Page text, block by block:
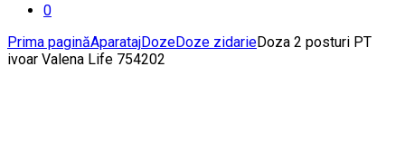
0
Prima paginăAparatajDozeDoze zidarieDoza 2 posturi PT
ivoar Valena Life 754202